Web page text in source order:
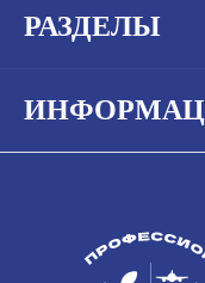
РАЗДЕЛЫ